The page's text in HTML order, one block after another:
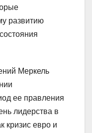
развитию
Меркель
ее правления
лидерства в
кризис евро и